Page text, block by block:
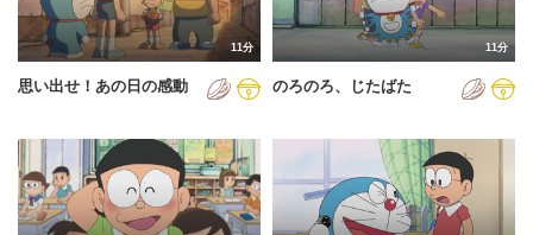
2011年
2012年
2013年
2014年
2015年
2016年
11分
思い出せ！あの日の感動
11分
のろのろ、じたばた